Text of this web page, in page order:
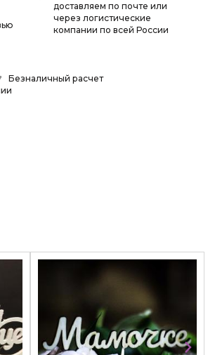
доставляем по почте или
через логистические
компании по всей России
Безналичный расчет